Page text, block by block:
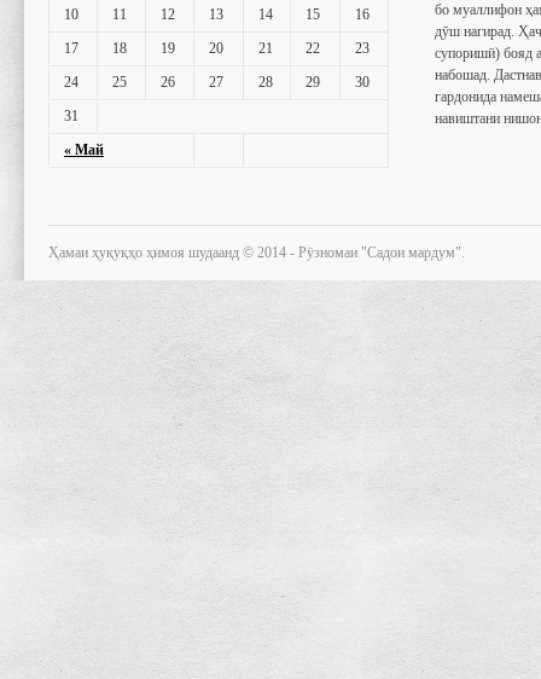
« Май
10
11 12 13 14 15
16
17
18 19 20 21 22
23
24
25 26 27 28 29
30
31
бо муаллифон
дӯш нагирад.
супоришӣ) бояд
набошад.
гардонида
навиштани
Ҳамаи ҳуқуқҳо ҳимоя шудаанд © 2014 - Рӯзномаи "Садои мардум".